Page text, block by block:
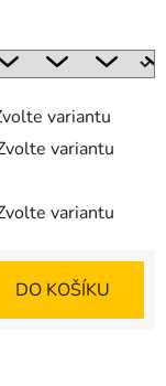
variantu
variantu
variantu
DO KOŠÍKU